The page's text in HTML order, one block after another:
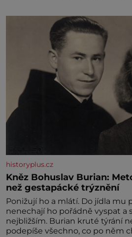
historyplus.cz
Kněz Bohuslav Burian:
než gestapácké trýznění
Ponižují ho a mlátí. Do jídla mu
nenechají ho pořádně vyspat a
nejbližším. Burian kruté týrání
podepíše všechno, co po něm